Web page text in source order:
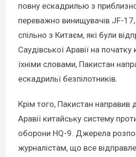
повну ескадрилью з приблизно
переважно винищувачів JF-
спільно з Китаєм, які були
Саудівської Аравії на
їхніми словами, Пакистан
ескадрильї безпілотників.
Крім того, Пакистан направив
Аравії китайську систему
оборони HQ-9. Джерела
журналістам, що все